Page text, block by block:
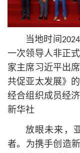
当地时间
一次领导人非正
家主席习近平出
共促亚太发展》
经合组织成员经
新华社
放眼未来，
者。为携手创造